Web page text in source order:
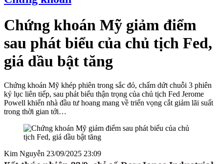
Chứng khoán Mỹ giảm điểm
sau phát biểu của chủ tịch Fed,
giá dầu bật tăng
Chứng khoán Mỹ khép phiên trong sắc đỏ, chấm dứt chuỗi 3 phiên
kỷ lục liên tiếp, sau phát biểu thận trọng của chủ tịch Fed Jerome
Powell khiến nhà đầu tư hoang mang về triển vọng cắt giảm lãi suất
trong thời gian tới…
Kim Nguyễn 23/09/2025 23:09